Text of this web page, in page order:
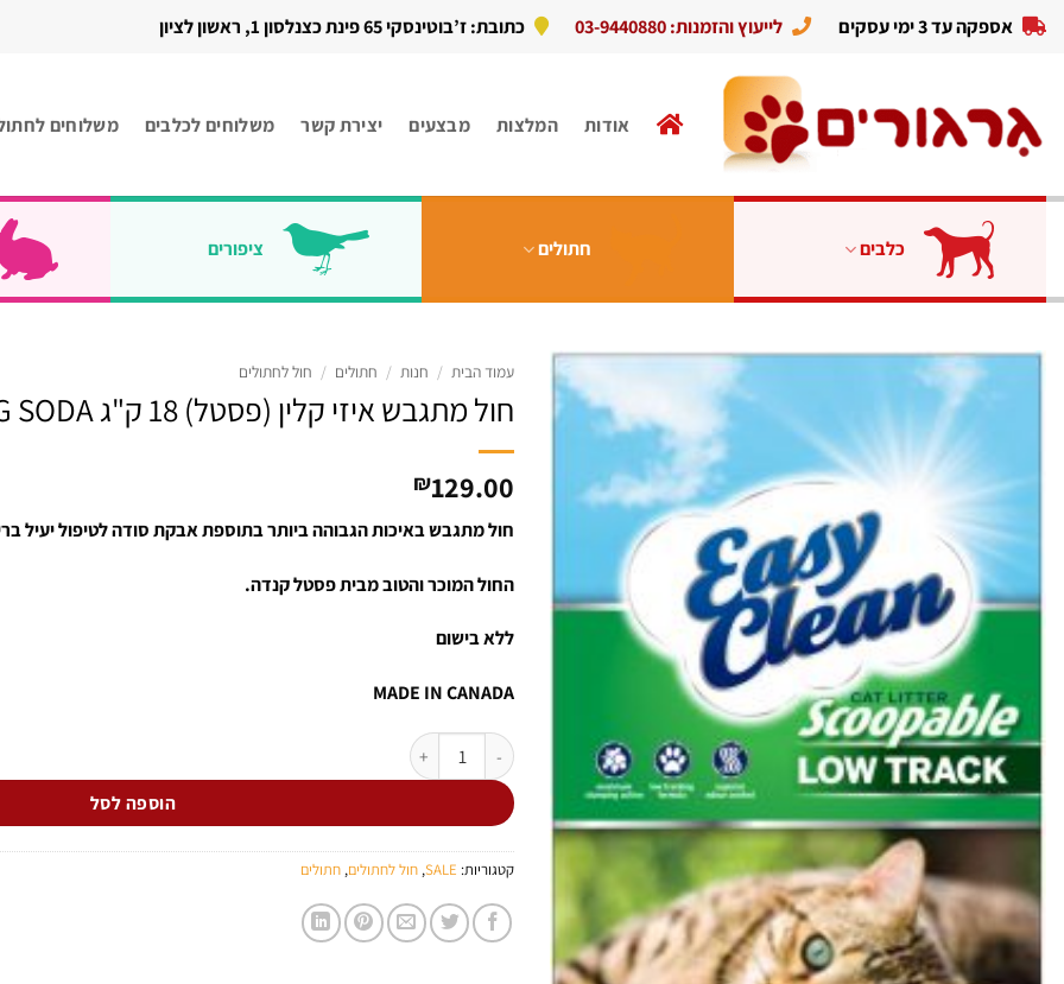
Skip
אספקה עד 3 ימי עסקים לייעוץ והזמנות: 03-9440880 כתובת: ז’בוטינסקי 65 פינת כצנלסון 1, ראשון לציון
אודות המלצות מבצעים יצירת קשר משלוחים לכלבים משלוחים
כלבים חתולים ציפורים
עמוד הבית / חנות / חתולים / חול לחתולים
חול מתגבש איזי קלין (פסטל) 18 ק"ג BAKING SODA
₪129.00
חול מתגבש באיכות הגבוהה ביותר בתוספת אבקת סודה לטיפול יעיל
החול המוכר והטוב מבית פסטל קנדה.
ללא בישום
MADE IN CANADA
כמות של חול מתגבש איזי קלין (פסטל) 18 ק"ג BAKING SODA
הוספה לסל
קטגוריות: SALE
, חול לחתולים, חתולים